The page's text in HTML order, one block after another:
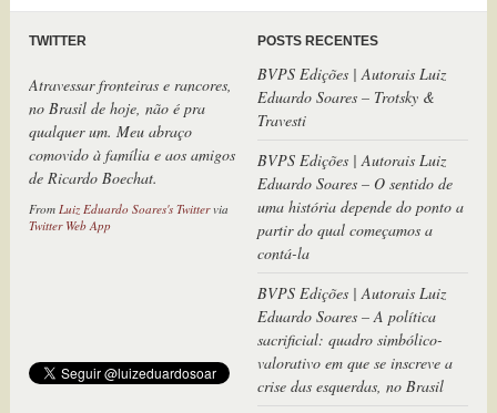
TWITTER
Atravessar fronteiras e rancores,
no Brasil de hoje, não é pra
qualquer um. Meu abraço
comovido à família e aos amigos
de Ricardo Boechat.
Twitter Web App
anteprojeto de Lei de Moro
POSTS RECENTES
BVPS Edições | Autorais Luiz
Eduardo Soares – Trotsky &
Travesti
BVPS Edições | Autorais Luiz
Eduardo Soares – O sentido de
uma história depende do ponto a
partir do qual começamos a
contá-la
BVPS Edições | Autorais Luiz
Eduardo Soares – A política
sacrificial: quadro simbólico-
valorativo em que se inscreve a
crise das esquerdas, no Brasil